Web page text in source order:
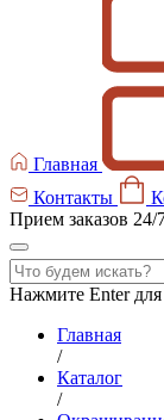
Главная
Контакты
Прием заказов 24/
Нажмите Enter
Главная
/
Каталог
/